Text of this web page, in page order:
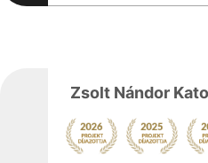
Zsolt Nándor